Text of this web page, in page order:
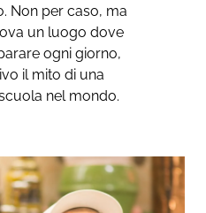
Non per caso, ma
un luogo dove
ogni giorno,
il mito di una
nel mondo.